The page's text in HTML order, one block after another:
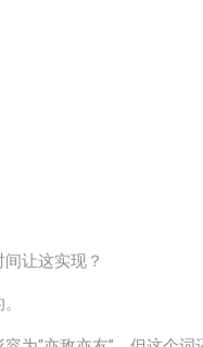
让这实现？